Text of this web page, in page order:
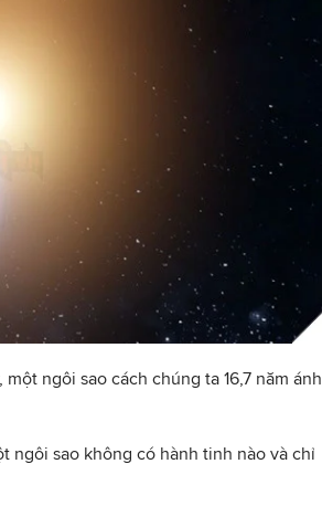
ngôi sao cách chúng ta 16,7 năm ánh
ngôi sao không có hành tinh nào và chỉ